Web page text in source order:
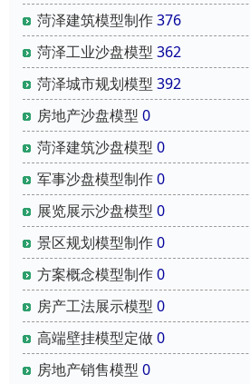
菏泽建筑模型制作376
菏泽工业沙盘模型 362
菏泽城市规划模型 392
房地产沙盘模型 0
菏泽建筑沙盘模型 0
军事沙盘模型制作0
展览展示沙盘模型 0
景区规划模型制作0
方案概念模型制作0
房产工法展示模型 0
高端壁挂模型定做0
房地产销售模型 0